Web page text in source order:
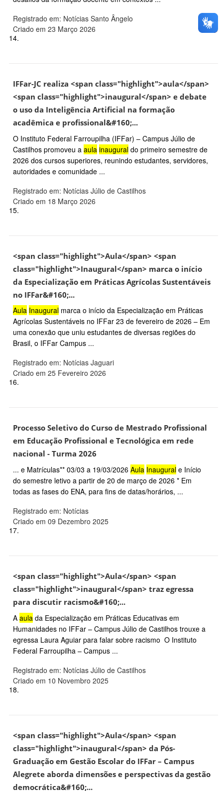
Registrado em: Notícias Santo Ângelo
Criado em 23 Março 2026
14.
IFFar-JC realiza <span class="highlight">aula</span>
<span class="highlight">inaugural</span> e debate
o uso da Inteligência Artificial na formação
acadêmica e profissional&#160;...
O Instituto Federal Farroupilha (IFFar) – Campus Júlio de
Castilhos promoveu a aula inaugural do primeiro semestre de
2026 dos cursos superiores, reunindo estudantes, servidores,
autoridades e comunidade ...
Registrado em: Notícias Júlio de Castilhos
Criado em 18 Março 2026
15.
<span class="highlight">Aula</span> <span
class="highlight">Inaugural</span> marca o início
da Especialização em Práticas Agrícolas Sustentáveis
no IFFar&#160;...
Aula Inaugural marca o início da Especialização em Práticas
Agrícolas Sustentáveis no IFFar 23 de fevereiro de 2026 – Em
uma conexão que uniu estudantes de diversas regiões do
Brasil, o IFFar Campus ...
Registrado em: Notícias Jaguari
Criado em 25 Fevereiro 2026
16.
Processo Seletivo do Curso de Mestrado Profissional
em Educação Profissional e Tecnológica em rede
nacional - Turma 2026
... e Matrículas** 03/03 a 19/03/2026 Aula Inaugural e Início
do semestre letivo a partir de 20 de março de 2026 * Em
todas as fases do ENA, para fins de datas/horários, ...
Registrado em: Notícias
Criado em 09 Dezembro 2025
17.
<span class="highlight">Aula</span> <span
class="highlight">inaugural</span> traz egressa
para discutir racismo&#160;...
A aula da Especialização em Práticas Educativas em
Humanidades no IFFar – Campus Júlio de Castilhos trouxe a
egressa Laura Aguiar para falar sobre racismo O Instituto
Federal Farroupilha – Campus ...
Registrado em: Notícias Júlio de Castilhos
Criado em 10 Novembro 2025
18.
<span class="highlight">Aula</span> <span
class="highlight">inaugural</span> da Pós-
Graduação em Gestão Escolar do IFFar – Campus
Alegrete aborda dimensões e perspectivas da gestão
democrática&#160;...